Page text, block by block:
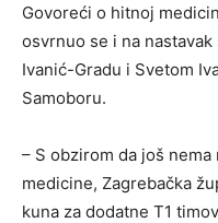
Govoreći o hitnoj
osvrnuo se i na nastavak
Ivanić-Gradu i Svetom
Samoboru.
– S obzirom da još
medicine, Zagrebačka
kuna za dodatne T1